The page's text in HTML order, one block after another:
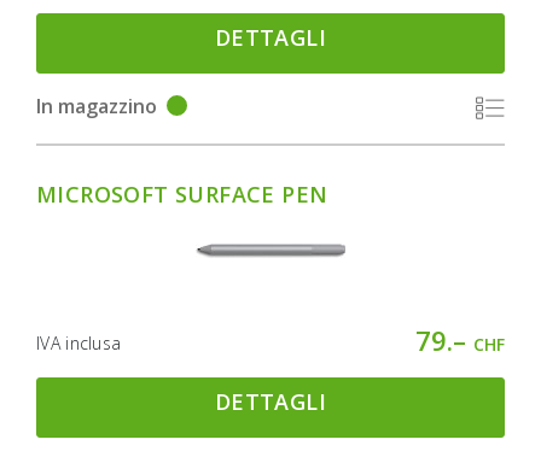
DETTAGLI
In magazzino
MICROSOFT SURFACE PEN
IVA inclusa 79.– CHF
DETTAGLI